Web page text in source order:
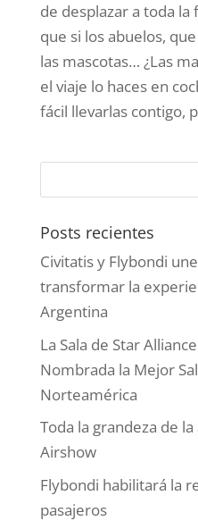
de desplazar a toda la
que si los abuelos,
las mascotas… ¿Las
el viaje lo haces en
fácil llevarlas contigo,
Posts recientes
Civitatis y Flybondi
transformar la
Argentina
La Sala de Star
Nombrada la Mejor
Norteamérica
Toda la grandeza de
Airshow
Flybondi habilitará la
pasajeros